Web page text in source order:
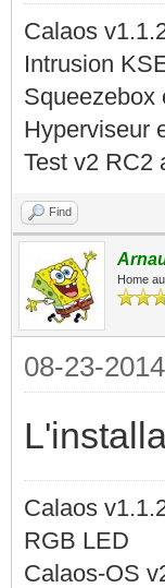
Calaos
Intrusion
Squeezebox
Hyperviseur
Test v2 RC2
Find
Home
08-23-
Calaos
RGB LED
Calaos-OS